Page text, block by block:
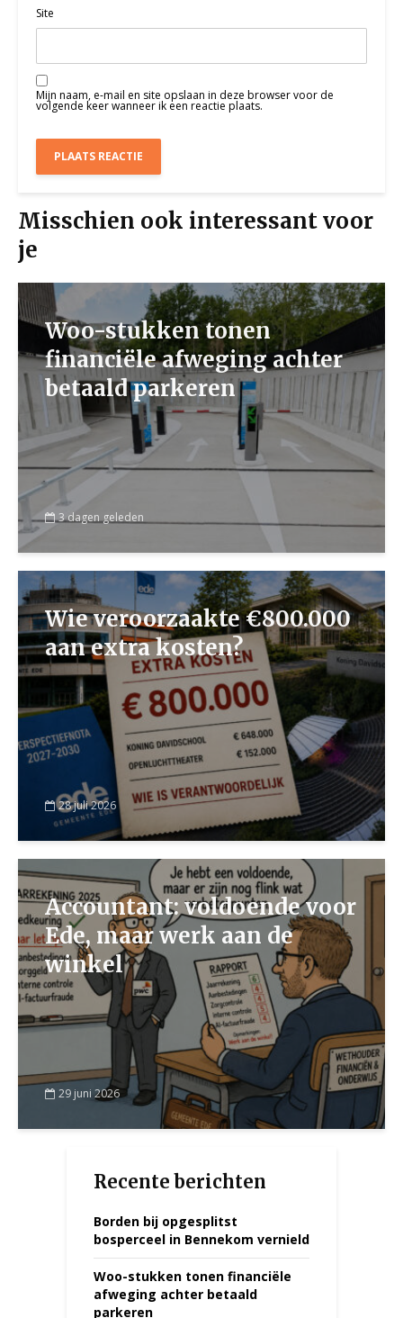
Site
Mijn naam, e-mail en site opslaan in deze browser voor de
volgende keer wanneer ik een reactie plaats.
Misschien ook interessant voor
je
Woo-stukken tonen
financiële afweging achter
betaald parkeren
3 dagen geleden
Wie veroorzaakte €800.000
aan extra kosten?
28 juli 2026
Accountant: voldoende voor
Ede, maar werk aan de
winkel
29 juni 2026
Recente berichten
Borden bij opgesplitst
bosperceel in Bennekom vernield
Woo-stukken tonen financiële
afweging achter betaald
parkeren